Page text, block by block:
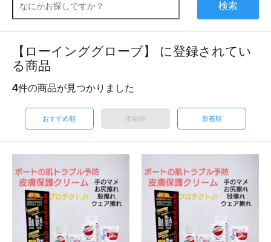
検索
【ローインググローブ】 に登録されてい
る商品
4件の商品が見つかりました
おすすめ順 価格順 新着順